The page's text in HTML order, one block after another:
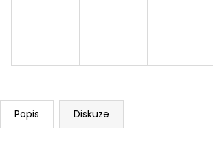
Popis Diskuze